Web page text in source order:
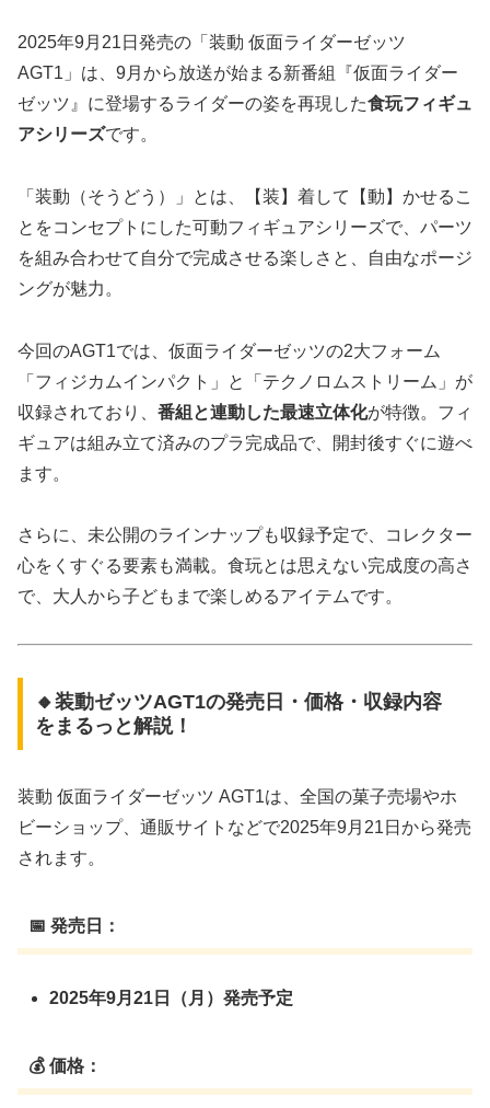
2025年9月21日発売の「装動 仮面ライダーゼッツ
AGT1」は、9月から放送が始まる新番組『仮面ライダー
ゼッツ』に登場するライダーの姿を再現した食玩フィギュ
アシリーズです。
「装動（そうどう）」とは、【装】着して【動】かせるこ
とをコンセプトにした可動フィギュアシリーズで、パーツ
を組み合わせて自分で完成させる楽しさと、自由なポージ
ングが魅力。
今回のAGT1では、仮面ライダーゼッツの2大フォーム
「フィジカムインパクト」と「テクノロムストリーム」が
収録されており、 番組と連動した最速立体化が特徴。フィ
ギュアは組み立て済みのプラ完成品で、開封後すぐに遊べ
ます。
さらに、未公開のラインナップも収録予定で、コレクター
心をくすぐる要素も満載。食玩とは思えない完成度の高さ
で、大人から子どもまで楽しめるアイテムです。
🔸装動ゼッツAGT1の発売日・価格・収録内容
をまるっと解説！
装動 仮面ライダーゼッツ AGT1は、全国の菓子売場やホ
ビーショップ、通販サイトなどで2025年9月21日から発売
されます。
📅 発売日：
2025年9月21日（月）発売予定
💰 価格：